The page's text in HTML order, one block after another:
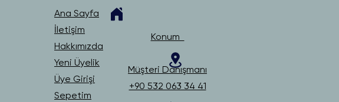
Ana Sayfa
İletişim
Hakkımızda
Yeni Üyelik
Üye Girişi
Sepetim
Konum
Müşteri Danışmanı
+90 532 063 34 41